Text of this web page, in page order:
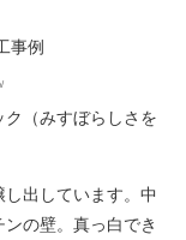
（みすぼらしさを
出しています。中
の壁。真っ白でき